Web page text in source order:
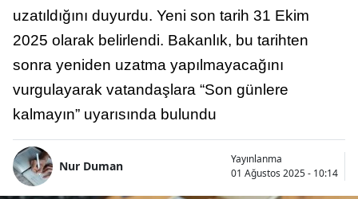
uzatıldığını duyurdu. Yeni son tarih 31 Ekim
2025 olarak belirlendi. Bakanlık, bu tarihten
sonra yeniden uzatma yapılmayacağını
vurgulayarak vatandaşlara “Son günlere
kalmayın” uyarısında bulundu
Nur Duman
Yayınlanma
01 Ağustos 2025 - 10:14